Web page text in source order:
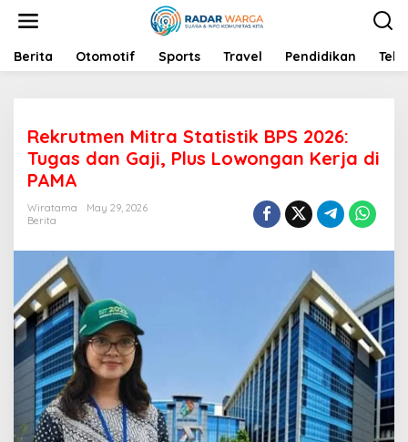
t
Berita Otomotif Sports Travel Pendidikan
Rekrutmen Mitra Statistik BPS 2026:
Tugas dan Gaji, Plus Lowongan Kerja di
PAMA
Wiratama
May 29, 2026
Berita